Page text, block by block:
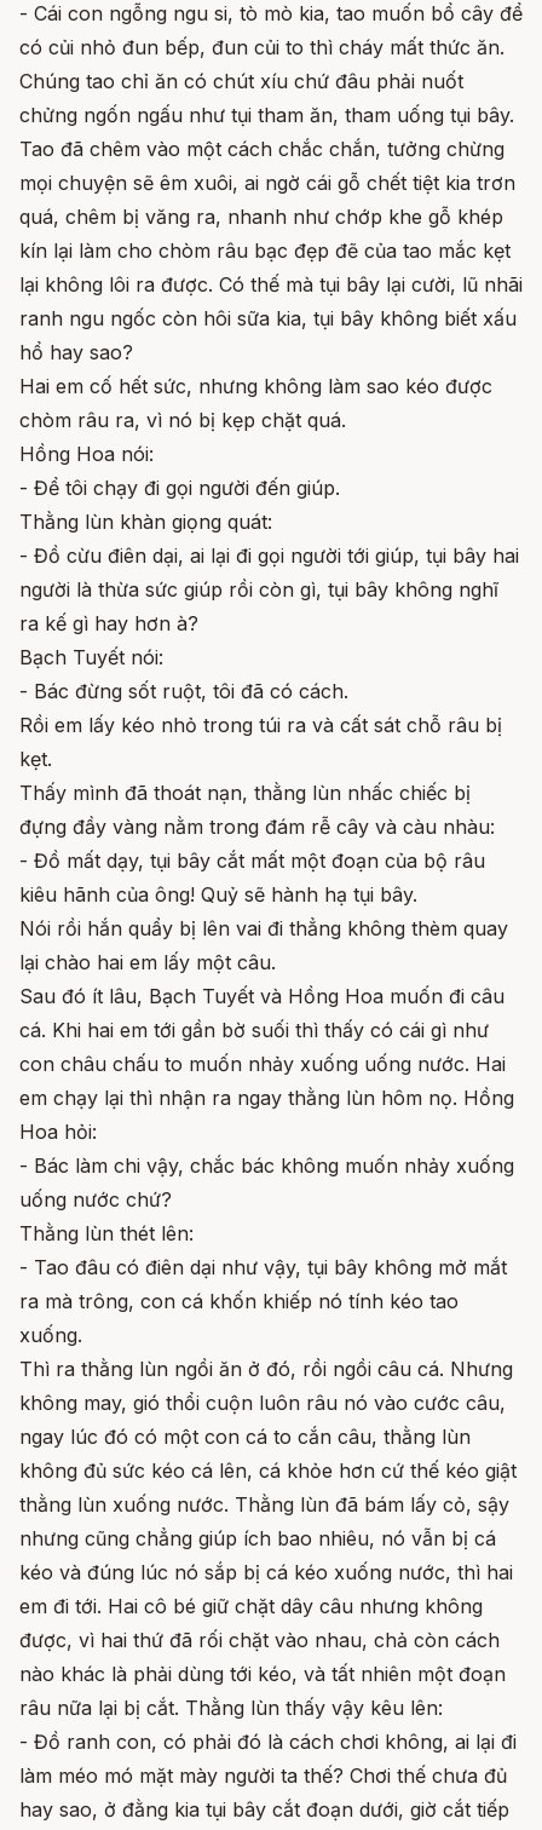
- Cái con ngỗng ngu si, tò mò kia, tao muốn bổ cây để
có củi nhỏ đun bếp, đun củi to thì cháy mất thức ăn.
Chúng tao chỉ ăn có chút xíu chứ đâu phải nuốt
chửng ngốn ngấu như tụi tham ăn, tham uống tụi bây.
Tao đã chêm vào một cách chắc chắn, tưởng chừng
mọi chuyện sẽ êm xuôi, ai ngờ cái gỗ chết tiệt kia trơn
quá, chêm bị văng ra, nhanh như chớp khe gỗ khép
kín lại làm cho chòm râu bạc đẹp đẽ của tao mắc kẹt
lại không lôi ra được. Có thế mà tụi bây lại cười, lũ nhãi
ranh ngu ngốc còn hôi sữa kia, tụi bây không biết xấu
hổ hay sao?
Hai em cố hết sức, nhưng không làm sao kéo được
chòm râu ra, vì nó bị kẹp chặt quá.
Hồng Hoa nói:
- Để tôi chạy đi gọi người đến giúp.
Thằng lùn khàn giọng quát:
- Đồ cừu điên dại, ai lại đi gọi người tới giúp, tụi bây hai
người là thừa sức giúp rồi còn gì, tụi bây không nghĩ
ra kế gì hay hơn à?
Bạch Tuyết nói:
- Bác đừng sốt ruột, tôi đã có cách.
Rồi em lấy kéo nhỏ trong túi ra và cất sát chỗ râu bị
kẹt.
Thấy mình đã thoát nạn, thằng lùn nhấc chiếc bị
đựng đầy vàng nằm trong đám rễ cây và càu nhàu:
- Đồ mất dạy, tụi bây cắt mất một đoạn của bộ râu
kiêu hãnh của ông! Quỷ sẽ hành hạ tụi bây.
Nói rồi hắn quẩy bị lên vai đi thẳng không thèm quay
lại chào hai em lấy một câu.
Sau đó ít lâu, Bạch Tuyết và Hồng Hoa muốn đi câu
cá. Khi hai em tới gần bờ suối thì thấy có cái gì như
con châu chấu to muốn nhảy xuống uống nước. Hai
em chạy lại thì nhận ra ngay thằng lùn hôm nọ. Hồng
Hoa hỏi:
- Bác làm chi vậy, chắc bác không muốn nhảy xuống
uống nước chứ?
Thằng lùn thét lên:
- Tao đâu có điên dại như vậy, tụi bây không mở mắt
ra mà trông, con cá khốn khiếp nó tính kéo tao
xuống.
Thì ra thằng lùn ngồi ăn ở đó, rồi ngồi câu cá. Nhưng
không may, gió thổi cuộn luôn râu nó vào cước câu,
ngay lúc đó có một con cá to cắn câu, thằng lùn
không đủ sức kéo cá lên, cá khỏe hơn cứ thế kéo giật
thằng lùn xuống nước. Thằng lùn đã bám lấy cỏ, sậy
nhưng cũng chẳng giúp ích bao nhiêu, nó vẫn bị cá
kéo và đúng lúc nó sắp bị cá kéo xuống nước, thì hai
em đi tới. Hai cô bé giữ chặt dây câu nhưng không
được, vì hai thứ đã rối chặt vào nhau, chả còn cách
nào khác là phải dùng tới kéo, và tất nhiên một đoạn
râu nữa lại bị cắt. Thằng lùn thấy vậy kêu lên:
- Đồ ranh con, có phải đó là cách chơi không, ai lại đi
làm méo mó mặt mày người ta thế? Chơi thế chưa đủ
hay sao, ở đằng kia tụi bây cắt đoạn dưới, giờ cắt tiếp